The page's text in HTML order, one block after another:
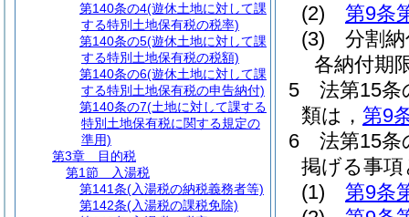
(2)
第9条
(3)
分割
各納付期
5
法第15条
類は， 第9
6
法第15
掲げる事
(1)
第9条
第140条の4(遊休土地に対して課
する特別土地保有税の税率)
第140条の5(遊休土地に対して課
する特別土地保有税の税額)
第140条の6(遊休土地に対して課
する特別土地保有税の申告納付)
第140条の7(土地に対して課する
特別土地保有税に関する規定の
準用)
第3章
目的税
第1節
入湯税
第141条(入湯税の納税義務者等)
第142条(入湯税の課税免除)